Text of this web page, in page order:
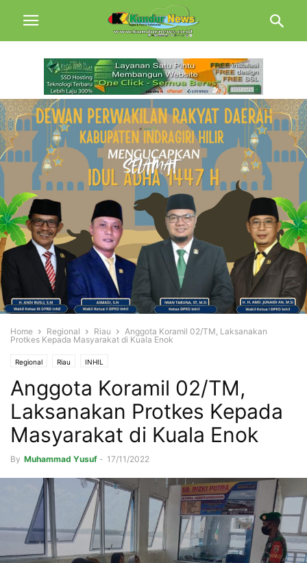
Home Regional Riau
Anggota Koramil 02/TM, Laksanakan
Protkes Kepada Masyarakat di Kuala Enok
Regional Riau INHIL
Anggota Koramil 02/TM,
Laksanakan Protkes Kepada
Masyarakat di Kuala Enok
By Muhammad Yusuf - 17/11/2022